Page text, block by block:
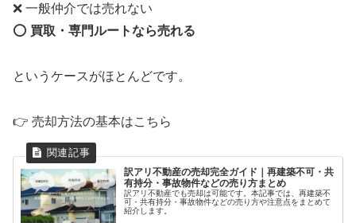
❌ 一般仲介では売れない
⭕ 買取・専門ルートなら売れる
というケースがほとんどです。
👉 売却方法の基本はこちら
訳アリ不動産の売却完全ガイド｜再建築不可・共
有持分・事故物件などの売り方まとめ
訳アリ不動産でも売却は可能です。本記事では、再建築不
可・共有持分・事故物件などの売り方や注意点をまとめて
紹介します。